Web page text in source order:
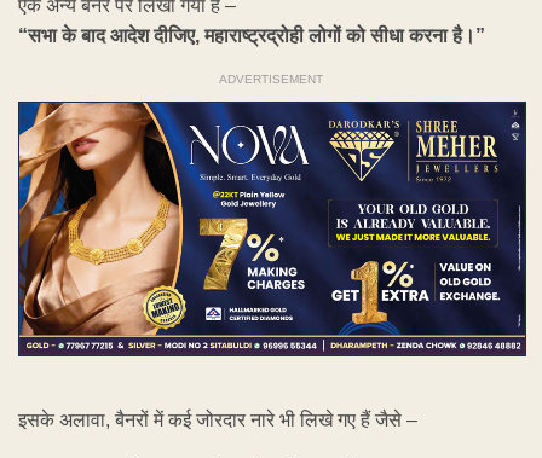
एक अन्य बैनर पर लिखा गया है –
“सभा के बाद आदेश दीजिए, महाराष्ट्रद्रोही लोगों को सीधा करना है।”
ADVERTISEMENT
इसके अलावा, बैनरों में कई जोरदार नारे भी लिखे गए हैं जैसे –